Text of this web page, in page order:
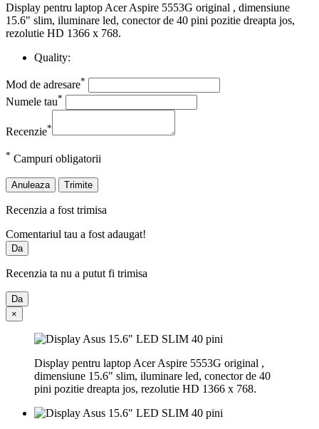
Display pentru laptop Acer Aspire 5553G original , dimensiune
15.6" slim, iluminare led, conector de 40 pini pozitie dreapta jos,
rezolutie HD 1366 x 768.
Quality:
Mod de adresare*
Numele tau*
Recenzie*
* Campuri obligatorii
Anuleaza Trimite
Recenzia a fost trimisa
Comentariul tau a fost adaugat!
Da
Recenzia ta nu a putut fi trimisa
Da
×
Display pentru laptop Acer Aspire 5553G original ,
dimensiune 15.6" slim, iluminare led, conector de 40
pini pozitie dreapta jos, rezolutie HD 1366 x 768.